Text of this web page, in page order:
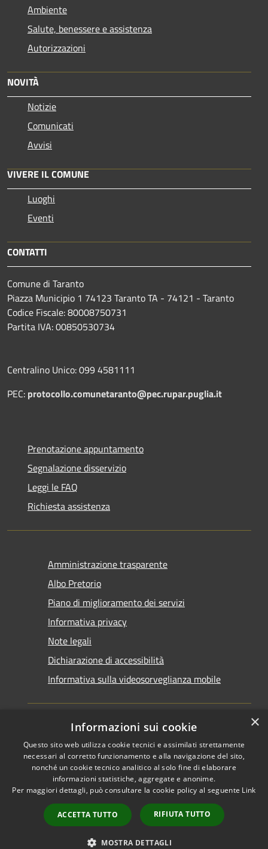
Ambiente
Salute, benessere e assistenza
Autorizzazioni
NOVITÀ
Notizie
Comunicati
Avvisi
VIVERE IL COMUNE
Luoghi
Eventi
CONTATTI
Comune di Taranto
Piazza Municipio 1 74123 Taranto TA - 74121 - Taranto
Codice Fiscale: 80008750731
Partita IVA: 00850530734
Centralino Unico: 099 4581111
PEC: protocollo.comunetaranto@pec.rupar.puglia.it
Prenotazione appuntamento
Segnalazione disservizio
Leggi le FAQ
Richiesta assistenza
Amministrazione trasparente
Albo Pretorio
Piano di miglioramento dei servizi
Informativa privacy
Note legali
Dichiarazione di accessibilità
Informativa sulla videosorveglianza mobile
RSS
Accessibilità
Cookie
Mappa del sito
Area riservata del
Copyright © 2026 • Comune di
Taranto • Powered by
Municipium•Accesso
redazione
×
Informazioni sui cookie
Questo sito web utilizza cookie tecnici e assimilati strettamente
necessari al corretto funzionamento e alla navigazione del sito,
nonché un cookie tecnico analitico al solo fine di elaborare
informazioni statistiche, aggregate e anonime.
Per maggiori dettagli, può consultare la cookie policy al seguente Link
ACCETTA TUTTO RIFIUTA TUTTO
MOSTRA DETTAGLI